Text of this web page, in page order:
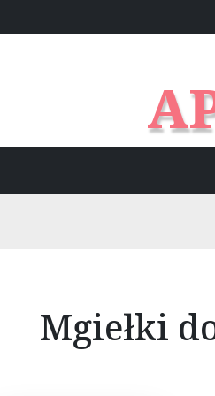
Mgiełki